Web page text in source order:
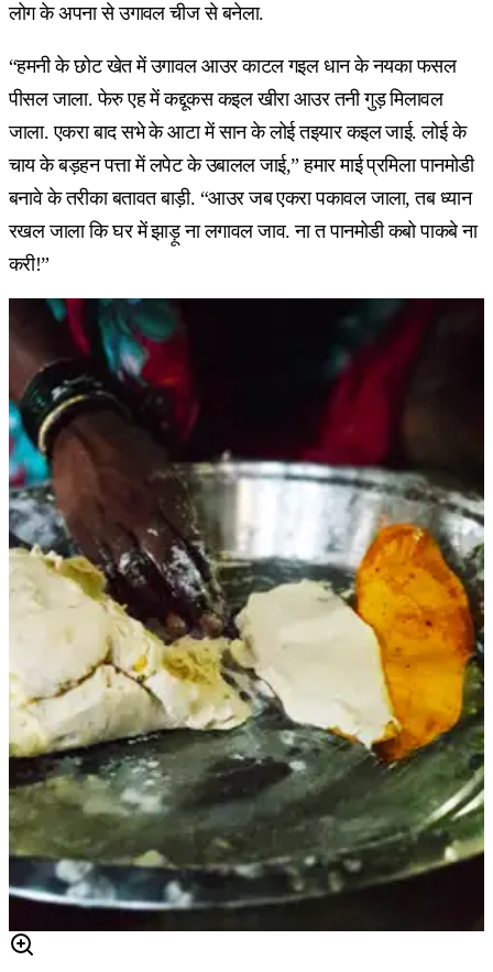
लोग के अपना से उगावल चीज से बनेला.
“हमनी के छोट खेत में उगावल आउर काटल गइल धान के नयका फसल
पीसल जाला. फेरु एह में कद्दूकस कइल खीरा आउर तनी गुड़ मिलावल
जाला. एकरा बाद सभे के आटा में सान के लोई तइयार कइल जाई. लोई के
चाय के बड़हन पत्ता में लपेट के उबालल जाई,” हमार माई प्रमिला पानमोडी
बनावे के तरीका बतावत बाड़ी. “आउर जब एकरा पकावल जाला, तब ध्यान
रखल जाला कि घर में झाड़ू ना लगावल जाव. ना त पानमोडी कबो पाकबे ना
करी!”